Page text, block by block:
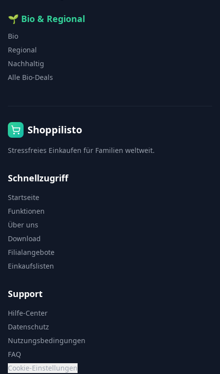
🌱 Bio & Regional
Bio
Regional
Nachhaltig
Alle Bio-Deals
Shoppilisto
Stressfreies Einkaufen für Familien weltweit.
Schnellzugriff
Startseite
Funktionen
Über uns
Download
Filialangebote
Einkaufslisten
Support
Hilfe-Center
Datenschutz
Nutzungsbedingungen
FAQ
Cookie-Einstellungen